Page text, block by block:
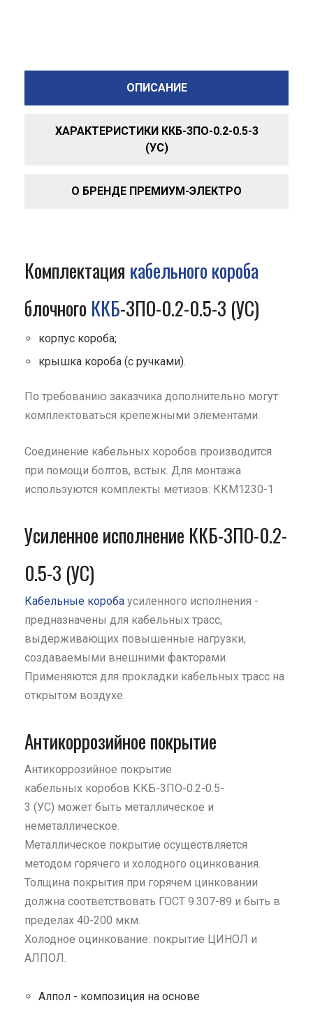
ОПИСАНИЕ
ХАРАКТЕРИСТИКИ ККБ-3ПО-0.2-0.5-3
(УС)
О БРЕНДЕ ПРЕМИУМ-ЭЛЕКТРО
Комплектация кабельного короба
блочного ККБ-3ПО-0.2-0.5-3 (УС)
корпус короба;
крышка короба (с ручками).
По требованию заказчика дополнительно могут
комплектоваться крепежными элементами.
Соединение кабельных коробов производится
при помощи болтов, встык. Для монтажа
используются комплекты метизов: ККМ1230-1
Усиленное исполнение ККБ-3ПО-0.2-
0.5-3 (УС)
Кабельные короба усиленного исполнения -
предназначены для кабельных трасс,
выдерживающих повышенные нагрузки,
создаваемыми внешними факторами.
Применяются для прокладки кабельных трасс на
открытом воздухе.
Антикоррозийное покрытие
Антикоррозийное покрытие
кабельных коробов ККБ-3ПО-0.2-0.5-
3 (УС) может быть металлическое и
неметаллическое.
Металлическое покрытие осуществляется
методом горячего и холодного оцинкования.
Толщина покрытия при горячем цинковании
должна соответствовать ГОСТ 9.307-89 и быть в
пределах 40-200 мкм.
Холодное оцинкование: покрытие ЦИНОЛ и
АЛПОЛ.
Алпол - композиция на основе